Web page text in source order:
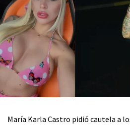
María Karla Castro pidió cautela a